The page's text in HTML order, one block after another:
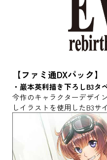
【ファミ通DXパック】
・巖本英利描き下ろしB3タ
今作のキャラクターデザイ
しイラストを使用したB3サ